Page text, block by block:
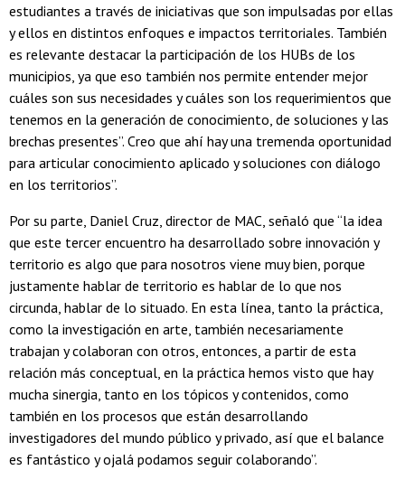
estudiantes a través de iniciativas que son impulsadas por ellas
y ellos en distintos enfoques e impactos territoriales. También
es relevante destacar la participación de los HUBs de los
municipios, ya que eso también nos permite entender mejor
cuáles son sus necesidades y cuáles son los requerimientos que
tenemos en la generación de conocimiento, de soluciones y las
brechas presentes”. Creo que ahí hay una tremenda oportunidad
para articular conocimiento aplicado y soluciones con diálogo
en los territorios”.
Por su parte, Daniel Cruz, director de MAC, señaló que “la idea
que este tercer encuentro ha desarrollado sobre innovación y
territorio es algo que para nosotros viene muy bien, porque
justamente hablar de territorio es hablar de lo que nos
circunda, hablar de lo situado. En esta línea, tanto la práctica,
como la investigación en arte, también necesariamente
trabajan y colaboran con otros, entonces, a partir de esta
relación más conceptual, en la práctica hemos visto que hay
mucha sinergia, tanto en los tópicos y contenidos, como
también en los procesos que están desarrollando
investigadores del mundo público y privado, así que el balance
es fantástico y ojalá podamos seguir colaborando”.